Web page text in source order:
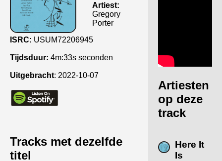
Artiest:
Gregory
Porter
ISRC: USUM72206945
Tijdsduur: 4m:33s seconden
Uitgebracht: 2022-10-07
Tracks met dezelfde
titel
Artiesten
op deze
track
Here It
Is